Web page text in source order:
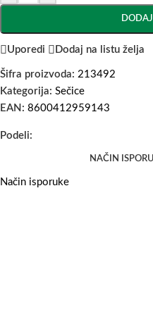
Uporedi Dodaj na listu želja
Šifra proizvoda: 213492
Kategorija: Sečice
EAN: 8600412959143
Podeli:
NAČIN
Način isporuke